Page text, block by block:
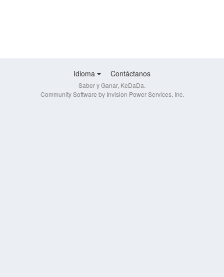
Idioma Contáctanos
Saber y Ganar, KeDaDa.
Community Software by Invision Power Services, Inc.